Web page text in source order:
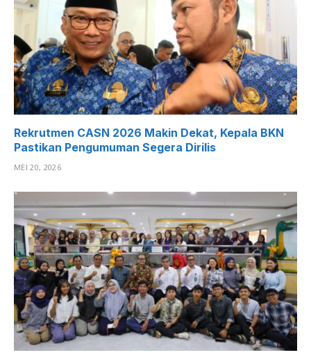
Rekrutmen CASN 2026 Makin Dekat, Kepala BKN
Pastikan Pengumuman Segera Dirilis
MEI 20, 2026